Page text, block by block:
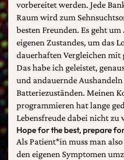
vorbereitet werden. Jede
Raum wird zum
besten Freunden. Es geht um
eigenen Zustandes, um das
dauerhaften Vergleichen mit
Das habe ich geleistet,
und andauernde Aushandeln
Batteriezuständen. Meinen
programmieren hat lange
Lebensfreude dabei nicht zu
Hope for the best, prepare
Als Patient*in muss man
den eigenen Symptomen